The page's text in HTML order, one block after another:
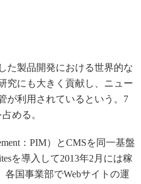
た製品開発における世界的な
究にも大きく貢献し、ニュー
が利用されているという。7
める。
：PIM）とCMSを同一基盤
を導入して2013年2月には稼
国事業部でWebサイトの運